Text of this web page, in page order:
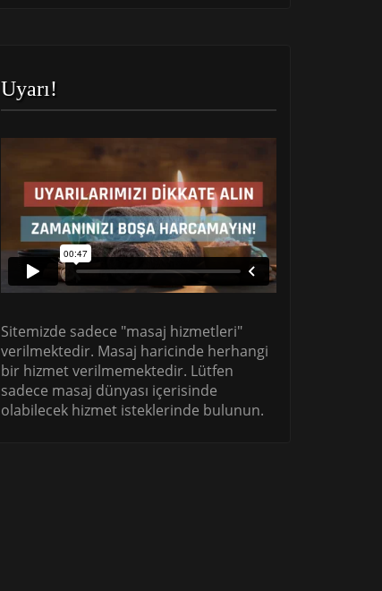
Uyarı!
Sitemizde sadece "masaj hizmetleri"
verilmektedir. Masaj haricinde herhangi
bir hizmet verilmemektedir. Lütfen
sadece masaj dünyası içerisinde
olabilecek hizmet isteklerinde bulunun.